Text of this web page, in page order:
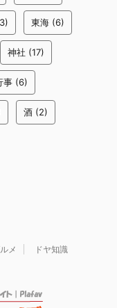
東海 (6)
神社 (17)
事 (6)
酒 (2)
メ ドヤ知識